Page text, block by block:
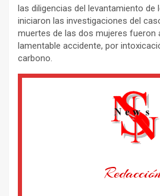
las diligencias del levantamiento de
iniciaron las investigaciones del
muertes de las dos mujeres fueron
lamentable accidente, por
carbono.